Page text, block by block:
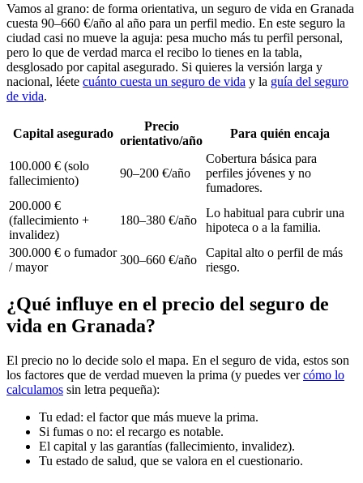
Vamos al grano: de forma orientativa, un seguro de vida en Granada
cuesta 90–660 €/año al año para un perfil medio. En este seguro la
ciudad casi no mueve la aguja: pesa mucho más tu perfil personal,
pero lo que de verdad marca el recibo lo tienes en la tabla,
desglosado por capital asegurado. Si quieres la versión larga y
nacional, léete cuánto cuesta un seguro de vida y la guía del seguro
de vida.
Capital asegurado
Precio
orientativo/año
Para quién encaja
100.000 € (solo
fallecimiento)
90–200 €/año
Cobertura básica para
perfiles jóvenes y no
fumadores.
200.000 €
(fallecimiento +
invalidez)
180–380 €/año
Lo habitual para cubrir una
hipoteca o a la familia.
300.000 € o fumador
/ mayor
300–660 €/año
Capital alto o perfil de más
riesgo.
¿Qué influye en el precio del seguro de
vida en Granada?
El precio no lo decide solo el mapa. En el seguro de vida, estos son
los factores que de verdad mueven la prima (y puedes vercómo lo
calculamos sin letra pequeña):
Tu edad: el factor que más mueve la prima.
Si fumas o no: el recargo es notable.
El capital y las garantías (fallecimiento, invalidez).
Tu estado de salud, que se valora en el cuestionario.